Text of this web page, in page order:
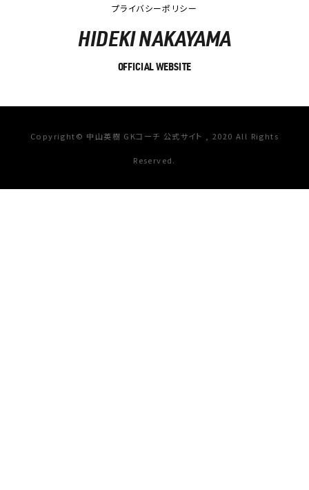
プライバシーポリシー
HIDEKI NAKAYAMA
OFFICIAL WEBSITE
Copyright© 中山英樹 GKコーチ 公式サイト , 2020 All Rights
Reserved.